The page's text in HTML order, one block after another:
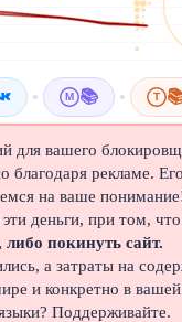
• M 📚 • T
для вашего
благодаря рекламе.
на ваше
деньги, при том,
покинуть сайт.
а затраты на
и конкретно в
Поддерживайте.